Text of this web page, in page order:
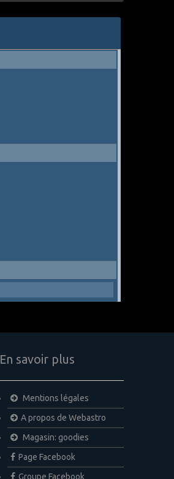
En savoir plus
Mentions légales
A propos de Webastro
Magasin: goodies
Page Facebook
Groupe Facebook